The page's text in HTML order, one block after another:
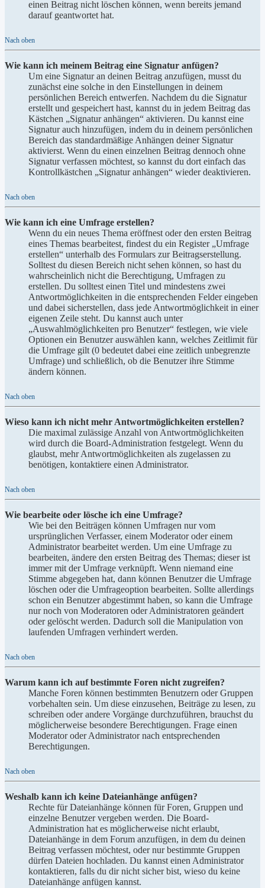
einen Beitrag nicht löschen können, wenn bereits jemand
darauf geantwortet hat.
Nach oben
Wie kann ich meinem Beitrag eine Signatur anfügen?
Um eine Signatur an deinen Beitrag anzufügen, musst du
zunächst eine solche in den Einstellungen in deinem
persönlichen Bereich entwerfen. Nachdem du die Signatur
erstellt und gespeichert hast, kannst du in jedem Beitrag das
Kästchen „Signatur anhängen“ aktivieren. Du kannst eine
Signatur auch hinzufügen, indem du in deinem persönlichen
Bereich das standardmäßige Anhängen deiner Signatur
aktivierst. Wenn du einen einzelnen Beitrag dennoch ohne
Signatur verfassen möchtest, so kannst du dort einfach das
Kontrollkästchen „Signatur anhängen“ wieder deaktivieren.
Nach oben
Wie kann ich eine Umfrage erstellen?
Wenn du ein neues Thema eröffnest oder den ersten Beitrag
eines Themas bearbeitest, findest du ein Register „Umfrage
erstellen“ unterhalb des Formulars zur Beitragserstellung.
Solltest du diesen Bereich nicht sehen können, so hast du
wahrscheinlich nicht die Berechtigung, Umfragen zu
erstellen. Du solltest einen Titel und mindestens zwei
Antwortmöglichkeiten in die entsprechenden Felder eingeben
und dabei sicherstellen, dass jede Antwortmöglichkeit in einer
eigenen Zeile steht. Du kannst auch unter
„Auswahlmöglichkeiten pro Benutzer“ festlegen, wie viele
Optionen ein Benutzer auswählen kann, welches Zeitlimit für
die Umfrage gilt (0 bedeutet dabei eine zeitlich unbegrenzte
Umfrage) und schließlich, ob die Benutzer ihre Stimme
ändern können.
Nach oben
Wieso kann ich nicht mehr Antwortmöglichkeiten erstellen?
Die maximal zulässige Anzahl von Antwortmöglichkeiten
wird durch die Board-Administration festgelegt. Wenn du
glaubst, mehr Antwortmöglichkeiten als zugelassen zu
benötigen, kontaktiere einen Administrator.
Nach oben
Wie bearbeite oder lösche ich eine Umfrage?
Wie bei den Beiträgen können Umfragen nur vom
ursprünglichen Verfasser, einem Moderator oder einem
Administrator bearbeitet werden. Um eine Umfrage zu
bearbeiten, ändere den ersten Beitrag des Themas; dieser ist
immer mit der Umfrage verknüpft. Wenn niemand eine
Stimme abgegeben hat, dann können Benutzer die Umfrage
löschen oder die Umfrageoption bearbeiten. Sollte allerdings
schon ein Benutzer abgestimmt haben, so kann die Umfrage
nur noch von Moderatoren oder Administratoren geändert
oder gelöscht werden. Dadurch soll die Manipulation von
laufenden Umfragen verhindert werden.
Nach oben
Warum kann ich auf bestimmte Foren nicht zugreifen?
Manche Foren können bestimmten Benutzern oder Gruppen
vorbehalten sein. Um diese einzusehen, Beiträge zu lesen, zu
schreiben oder andere Vorgänge durchzuführen, brauchst du
möglicherweise besondere Berechtigungen. Frage einen
Moderator oder Administrator nach entsprechenden
Berechtigungen.
Nach oben
Weshalb kann ich keine Dateianhänge anfügen?
Rechte für Dateianhänge können für Foren, Gruppen und
einzelne Benutzer vergeben werden. Die Board-
Administration hat es möglicherweise nicht erlaubt,
Dateianhänge in dem Forum anzufügen, in dem du deinen
Beitrag verfassen möchtest, oder nur bestimmte Gruppen
dürfen Dateien hochladen. Du kannst einen Administrator
kontaktieren, falls du dir nicht sicher bist, wieso du keine
Dateianhänge anfügen kannst.